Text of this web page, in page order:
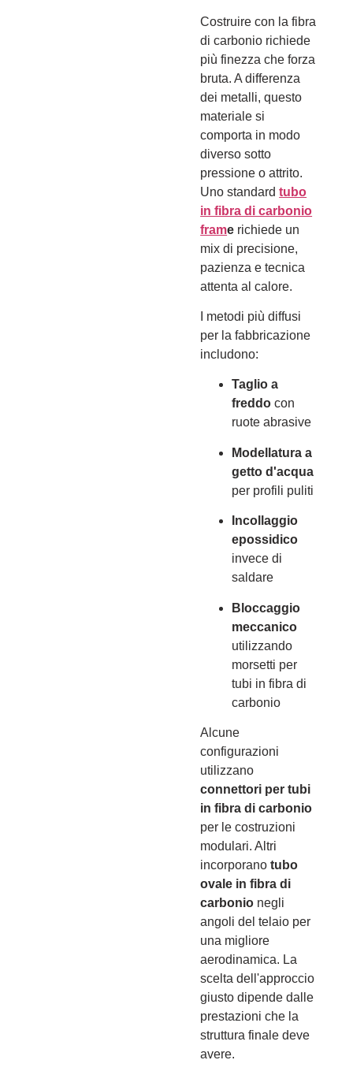
Costruire con la fibra
di carbonio richiede
più finezza che forza
bruta. A differenza
dei metalli, questo
materiale si
comporta in modo
diverso sotto
pressione o attrito.
Uno standardtubo
in fibra di carbonio
frame richiede un
mix di precisione,
pazienza e tecnica
attenta al calore.
I metodi più diffusi
per la fabbricazione
includono:
Taglio a
freddo con
ruote abrasive
Modellatura a
getto d'acqua
per profili puliti
Incollaggio
epossidico
invece di
saldare
Bloccaggio
meccanico
utilizzando
morsetti per
tubi in fibra di
carbonio
Alcune
configurazioni
utilizzano
connettori per tubi
in fibra di carbonio
per le costruzioni
modulari. Altri
incorporanotubo
ovale in fibra di
carbonio negli
angoli del telaio per
una migliore
aerodinamica. La
scelta dell'approccio
giusto dipende dalle
prestazioni che la
struttura finale deve
avere.